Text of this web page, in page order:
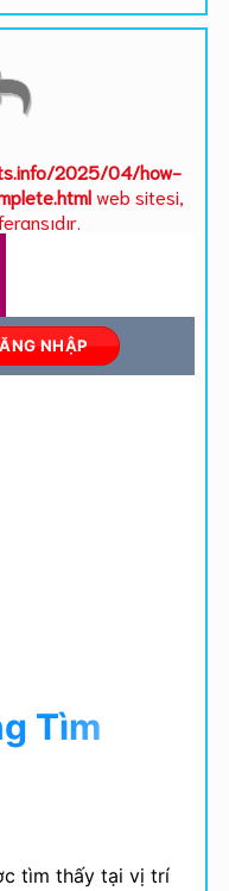
2025/04/how-
web sitesi,